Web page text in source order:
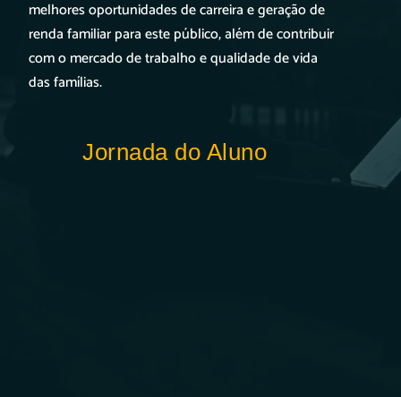
melhores oportunidades de carreira e geração de
renda familiar para este público, além de contribuir
com o mercado de trabalho e qualidade de vida
das famílias.
Jornada do Aluno